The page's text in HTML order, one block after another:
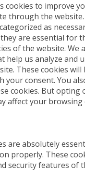
cookies to improve
through the
as
are essential for
of the website. We
help us analyze and
These cookies
your consent. You
cookies. But opting
affect your browsing
are absolutely
properly. These
security features of